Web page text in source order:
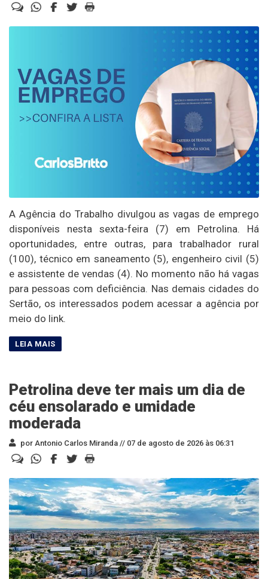
A Agência do Trabalho divulgou as vagas de emprego
disponíveis nesta sexta-feira (7) em Petrolina. Há
oportunidades, entre outras, para trabalhador rural
(100), técnico em saneamento (5), engenheiro civil (5)
e assistente de vendas (4). No momento não há vagas
para pessoas com deficiência. Nas demais cidades do
Sertão, os interessados podem acessar a agência por
meio do link.
Petrolina deve ter mais um dia de
céu ensolarado e umidade
moderada
por Antonio Carlos Miranda // 07 de agosto de 2026 às 06:31